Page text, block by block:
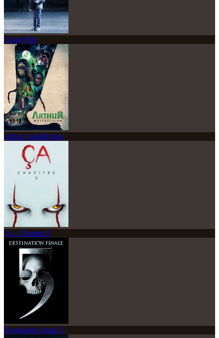
Come Play
Arthur, malédiction
Ça : Chapitre 2
Destination finale 5